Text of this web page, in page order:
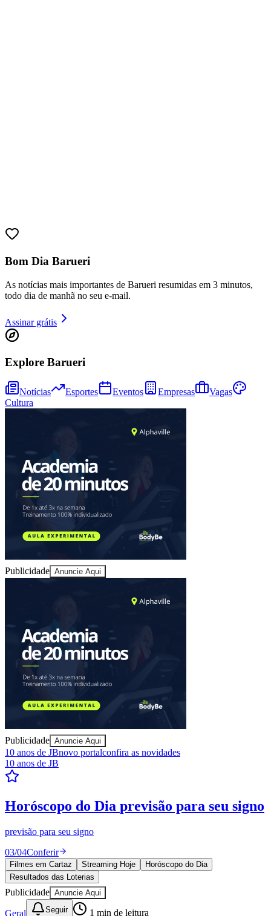
Ceará
Goiás
Bom Dia Barueri
As notícias mais importantes de Barueri resumidas em 3 minutos,
todo dia de manhã no seu e-mail.
Assinar grátis
Explore Barueri
Notícias Esportes Eventos Empresas
Vagas
Cultura
Publicidade Anuncie Aqui
Publicidade Anuncie Aqui
10 anos de JBnovo portalconfira as novidades
10 anos de JB
Horóscopo do Dia previsão para seu signo
previsão para seu signo
03/04Conferir
Filmes em Cartaz Streaming Hoje
Horóscopo do Dia
Resultados das Loterias
Publicidade Anuncie Aqui
Geral Seguir 1 min de leitura